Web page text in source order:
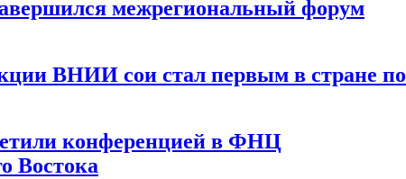
межрегиональный форум
ВНИИ сои стал первым в стране по
конференцией в ФНЦ
Востока